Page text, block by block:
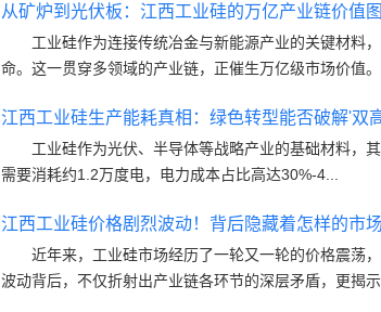
从矿炉到光伏板：江西工业硅的万亿产业链价值
工业硅作为连接传统冶金与新能源产业的关键材料，
命。这一贯穿多领域的产业链，正催生万亿级市场价值。
江西工业硅生产能耗真相：绿色转型能否破解'双
工业硅作为光伏、半导体等战略产业的基础材料，其
需要消耗约1.2万度电，电力成本占比高达30%-4...
江西工业硅价格剧烈波动！背后隐藏着怎样的市场
近年来，工业硅市场经历了一轮又一轮的价格震荡，
波动背后，不仅折射出产业链各环节的深层矛盾，更揭示